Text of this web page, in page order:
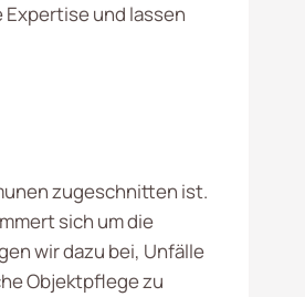
Expertise und lassen
zugeschnitten ist.
sich um die
wir dazu bei, Unfälle
Objektpflege zu